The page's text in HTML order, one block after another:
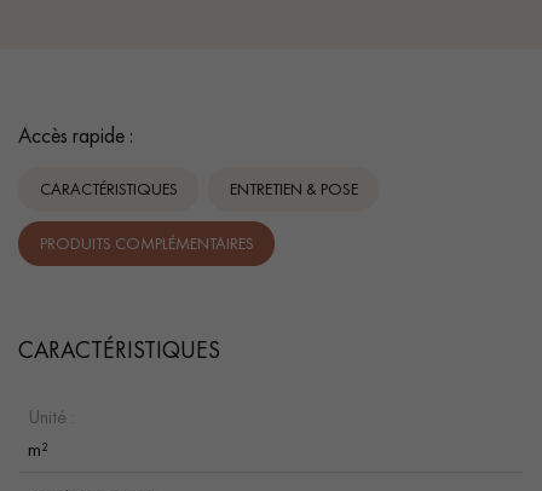
Accès rapide :
CARACTÉRISTIQUES ENTRETIEN & POSE
PRODUITS COMPLÉMENTAIRES
CARACTÉRISTIQUES
Unité :
m²